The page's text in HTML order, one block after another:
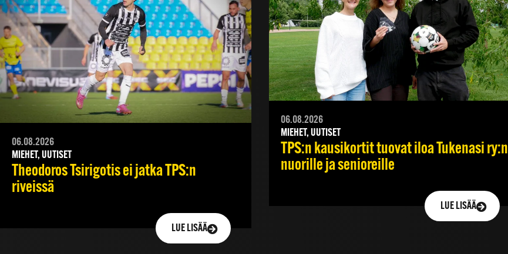
06.08.2026
MIEHET, UUTISET
Theodoros Tsirigotis ei jatka TPS:n
riveissä
LUE LISÄÄ
06.08.2026
MIEHET, UUTISET
TPS:n kausikortit tuovat iloa Tukenasi ry:n
nuorille ja senioreille
LUE LISÄÄ